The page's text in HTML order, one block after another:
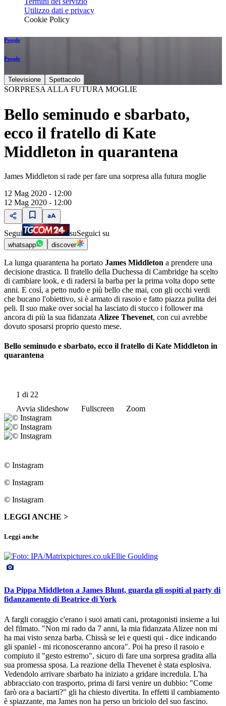
Utilizzo dati e privacy
Cookie Policy
People
People
Televisione Spettacolo
SORPRESA ALLA FUTURA MOGLIE
Bello seminudo e sbarbato,
ecco il fratello di Kate
Middleton in quarantena
James Middleton si rade per fare una sorpresa alla futura moglie
12 Mag 2020 - 12:00
12 Mag 2020 - 12:00
Segui suSeguici su
whatsapp discover
La lunga quarantena ha portato James Middleton a prendere una
decisione drastica. Il fratello della Duchessa di Cambridge ha scelto
di cambiare look, e di radersi la barba per la prima volta dopo sette
anni. E così, a petto nudo e più bello che mai, con gli occhi verdi
che bucano l'obiettivo, si è armato di rasoio e fatto piazza pulita dei
peli. Il suo make over social ha lasciato di stucco i follower ma
ancora di più la sua fidanzata Alizee Thevenet, con cui avrebbe
dovuto sposarsi proprio questo mese.
Bello seminudo e sbarbato, ecco il fratello di Kate Middleton in
quarantena
1 di 22
Avvia slideshow
Fullscreen Zoom
© Instagram
© Instagram
© Instagram
LEGGI ANCHE >
Leggi anche
Da Pippa Middleton a James Blunt, guarda gli ospiti al party di
fidanzamento di Beatrice di York
A fargli coraggio c'erano i suoi amati cani, protagonisti insieme a lui
del filmato. "Non mi rado da 7 anni, la mia fidanzata Alizee non mi
ha mai visto senza barba. Chissà se lei e questi qui - dice indicando
gli spaniel - mi riconosceranno ancora". Poi ha preso il rasoio e
compiuto il "gesto estremo", sicuro di fare una sorpresa gradita alla
sua promessa sposa. La reazione della Thevenet è stata esplosiva.
Vedendolo arrivare sbarbato ha iniziato a gridare incredula. L'ha
abbracciato con trasporto, prima di farsi venire un dubbio: "Come
farò ora a baciarti?" gli ha chiesto divertita. In effetti il cambiamento
è spiazzante, ma James non ha perso un briciolo del suo fascino.